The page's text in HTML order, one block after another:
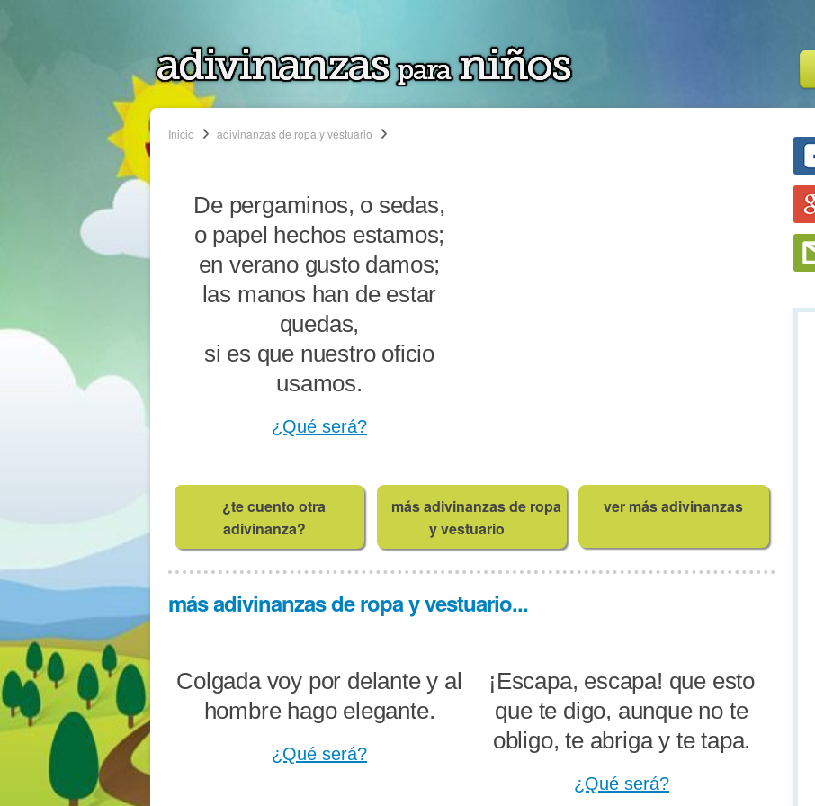
Inicio adivinanzas de ropa y vestuario
De pergaminos, o sedas,
o papel hechos estamos;
en verano gusto damos;
las manos han de estar
quedas,
si es que nuestro oficio
usamos.
¿Qué será?
¿te cuento otra
adivinanza?
más adivinanzas de ropa
y vestuario
ver más adivinanzas
más adivinanzas de ropa y vestuario...
Colgada voy por delante y al
hombre hago elegante.
¿Qué será?
¡Escapa, escapa! que esto
que te digo, aunque no te
obligo, te abriga y te tapa.
¿Qué será?